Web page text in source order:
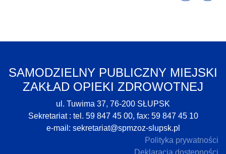
SAMODZIELNY PUBLICZNY MIEJSKI
ZAKŁAD OPIEKI ZDROWOTNEJ
ul. Tuwima 37, 76-200 SŁUPSK
Sekretariat : tel. 59 847 45 00, fax: 59 847 45 10
e-mail: sekretariat@spmzoz-slupsk.pl
Polityka prywatności
Deklaracja dostępności